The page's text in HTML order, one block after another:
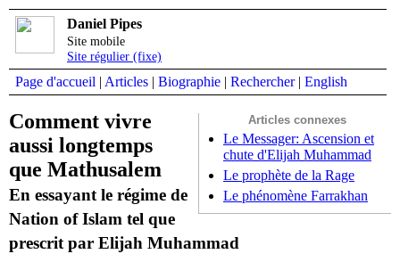
Daniel Pipes
Site mobile
Site régulier (fixe)
Page d'accueil | Articles | Biographie | Rechercher| English
Articles connexes
Le Messager: Ascension et
chute d'Elijah Muhammad
Le prophète de la Rage
Le phénomène Farrakhan
Comment vivre
aussi longtemps
que Mathusalem
En essayant le régime de
Nation of Islam tel que
prescrit par Elijah Muhammad